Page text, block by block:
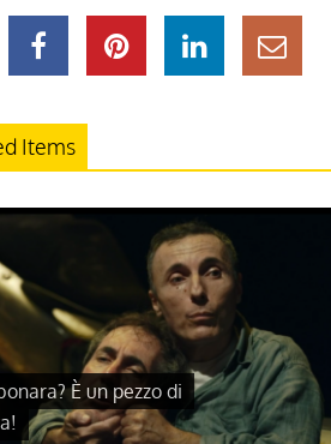
Items
È un pezzo di